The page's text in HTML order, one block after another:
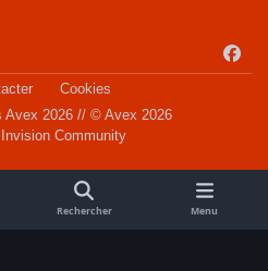
a
o
k
Cookies
Avex 2026 // © Avex 2026
Invision Community
Rechercher Menu